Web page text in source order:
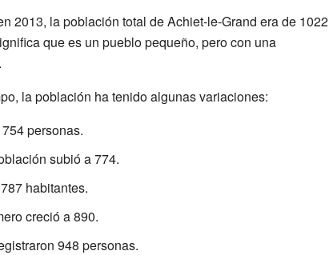
2013, la población total de Achiet-le-Grand era de 1022
que es un pueblo pequeño, pero con una
la población ha tenido algunas variaciones:
personas.
subió a 774.
habitantes.
creció a 890.
948 personas.